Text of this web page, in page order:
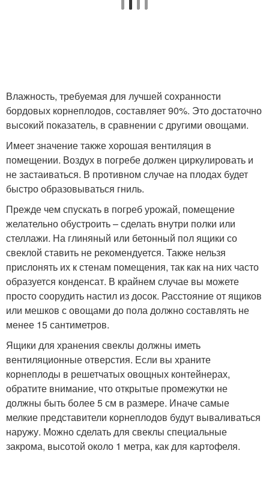
Влажность, требуемая для лучшей сохранности
бордовых корнеплодов, составляет 90%. Это достаточно
высокий показатель, в сравнении с другими овощами.
Имеет значение также хорошая вентиляция в
помещении. Воздух в погребе должен циркулировать и
не застаиваться. В противном случае на плодах будет
быстро образовываться гниль.
Прежде чем спускать в погреб урожай, помещение
желательно обустроить – сделать внутри полки или
стеллажи. На глиняный или бетонный пол ящики со
свеклой ставить не рекомендуется. Также нельзя
прислонять их к стенам помещения, так как на них часто
образуется конденсат. В крайнем случае вы можете
просто соорудить настил из досок. Расстояние от ящиков
или мешков с овощами до пола должно составлять не
менее 15 сантиметров.
Ящики для хранения свеклы должны иметь
вентиляционные отверстия. Если вы храните
корнеплоды в решетчатых овощных контейнерах,
обратите внимание, что открытые промежутки не
должны быть более 5 см в размере. Иначе самые
мелкие представители корнеплодов будут вываливаться
наружу. Можно сделать для свеклы специальные
закрома, высотой около 1 метра, как для картофеля.